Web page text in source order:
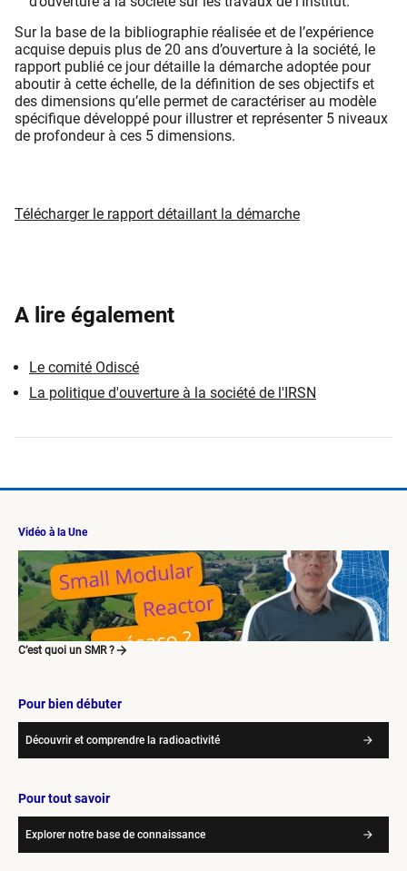
Sur la base de la bibliographie réalisée et de l’expérience
acquise depuis plus de 20 ans d’ouverture à la société, le
rapport publié ce jour détaille la démarche adoptée pour
aboutir à cette échelle, de la définition de ses objectifs et
des dimensions qu’elle permet de caractériser au modèle
spécifique développé pour illustrer et représenter 5 niveaux
de profondeur à ces 5 dimensions.
Télécharger le rapport détaillant la démarche
A lire également
Le comité Odiscé
La politique d'ouverture à la société de l'IRSN
Vidéo à la Une
C’est quoi un SMR ?
Pour bien débuter
Découvrir et comprendre la radioactivité
Pour tout savoir
Explorer notre base de connaissance